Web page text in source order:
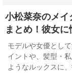
小松菜奈のメ
まとめ！彼女に
モデルや女優とし
イントや、髪型・
ようなルックスに